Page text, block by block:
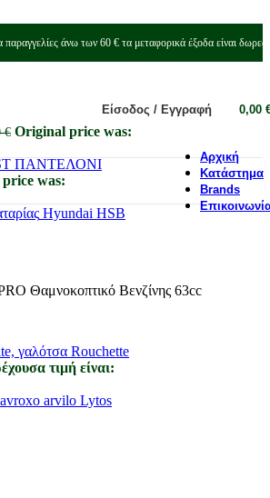
παραγγελίες άνω των 60 € τα μεταφορικά έξοδα είναι
Είσοδος / Εγγραφή 0,00
€ Original price was:
ΠΑΝΤΕΛΟΝΙ
was:
Hyundai HSB
γαλότσα Rouchette
τιμή είναι:
Lytos
Αρχική
Κατάστημα
Brands
Θαμνοκοπτικό Βενζίνης 63cc